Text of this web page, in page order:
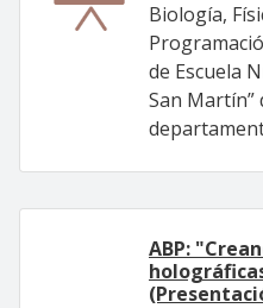
Biología,
de Escuela
San Martín”
ABP: